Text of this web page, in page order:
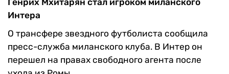
Интера
О трансфере звездного футболиста сообщила
пресс-служба миланского клуба. В Интер он
перешел на правах свободного агента после